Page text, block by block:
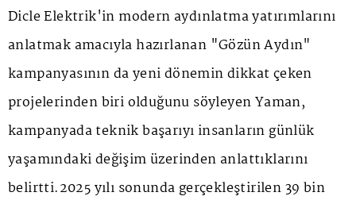
Dicle Elektrik'in modern aydınlatma yatırımlarını
anlatmak amacıyla hazırlanan "Gözün Aydın"
kampanyasının da yeni dönemin dikkat çeken
projelerinden biri olduğunu söyleyen Yaman,
kampanyada teknik başarıyı insanların günlük
yaşamındaki değişim üzerinden anlattıklarını
belirtti.2025 yılı sonunda gerçekleştirilen 39 bin